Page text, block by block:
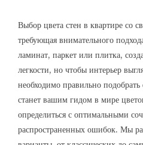
Выбор цвета стен в квартире со
требующая внимательного
ламинат, паркет или плитка,
легкости, но чтобы интерьер
необходимо правильно подобрать
станет вашим гидом в мире
определиться с оптимальными
распространенных ошибок. Мы